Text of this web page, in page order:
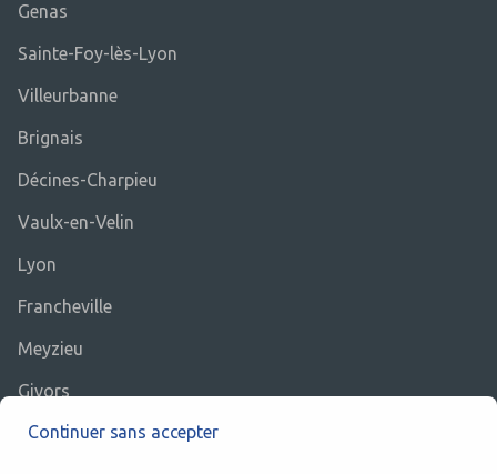
Genas
Sainte-Foy-lès-Lyon
Villeurbanne
Brignais
Décines-Charpieu
Vaulx-en-Velin
Lyon
Francheville
Meyzieu
Givors
Continuer sans accepter